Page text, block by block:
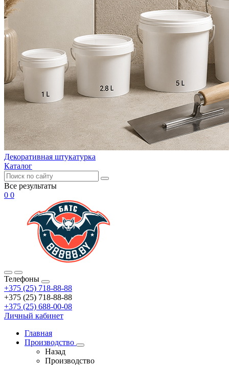
Декоративная штукатурка
Каталог
Все результаты
0 0
Телефоны
+375 (25) 718-88-88
+375 (25) 718-88-88
+375 (25) 688-00-08
Личный кабинет
Главная
Производство
Назад
Производство